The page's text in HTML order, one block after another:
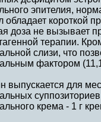
эпителия,
обладает короткой
доза не вызывает
терапии.
слизи, что
фактором
выпускается для
крема - 1 г